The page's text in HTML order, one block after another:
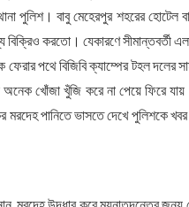
পুলিশ। বাবু মেহেরপুর শহরের
বিক্রিও করতো। যেকারণে সীমান্তবর্তী
ফেরার পথে বিজিবি ক্যাম্পের টহল
খোঁজা খুঁজি করে না পেয়ে ফিরে
মরদেহ পানিতে ভাসতে দেখে